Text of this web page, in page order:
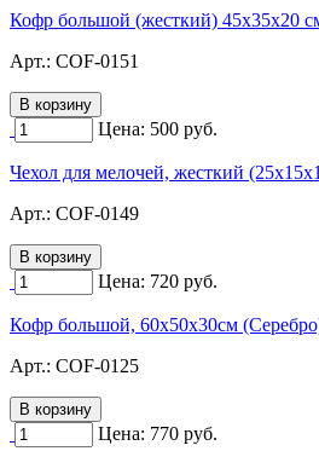
Кофр большой (жесткий) 45х35х20
Арт.: COF-0151
Цена: 500 руб.
Чехол для мелочей, жесткий
Арт.: COF-0149
Цена: 720 руб.
Кофр большой, 60х50х30см
Арт.: COF-0125
Цена: 770 руб.